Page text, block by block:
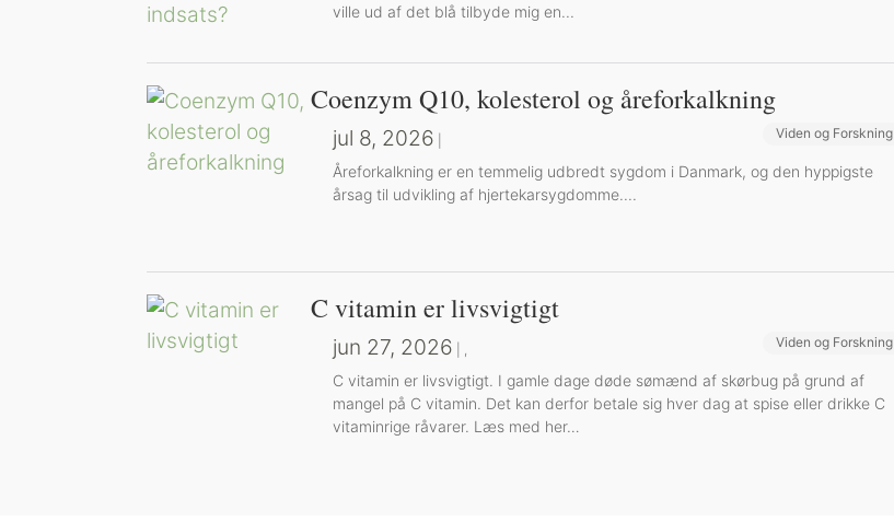
ville ud af det blå tilbyde mig en...
Coenzym Q10, kolesterol og åreforkalkning
jul 8, 2026 Viden og Forskning
Å​reforkalkning er en temmelig udbredt sygdom i Danmark, og den hyppigste
årsag til udvikling af hjertekarsygdomme....
C vitamin er livsvigtigt
jun 27, 2026 Sund inspiration
Viden og Forskning
C vitamin er livsvigtigt. I gamle dage døde sømænd af skørbug på grund af
mangel på C vitamin. Det kan derfor betale sig hver dag at spise eller drikke C
vitaminrige råvarer. Læs med her…